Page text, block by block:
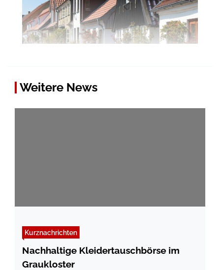
Weitere News
Kurznachrichten
Nachhaltige Kleidertauschbörse im
Graukloster